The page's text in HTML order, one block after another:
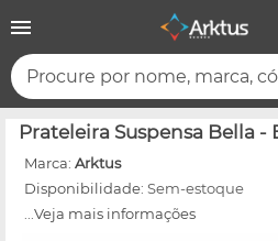
Procure por nome, marca,
Prateleira Suspensa Bella -
Marca: Arktus
Disponibilidade: Sem-estoque
...Veja mais informações